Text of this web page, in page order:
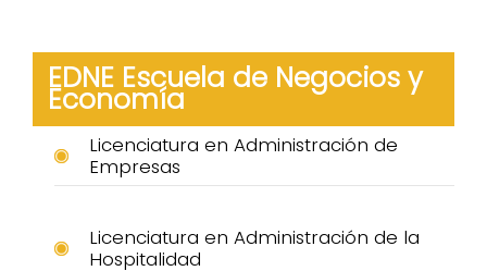
EDNE Escuela de Negocios y
Economía
Licenciatura en Administración de
Empresas
Licenciatura en Administración de la
Hospitalidad